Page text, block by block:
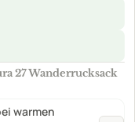
27 Wanderrucksack
warmen